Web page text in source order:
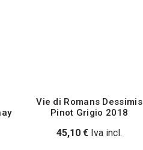
Vie di Romans Dessimis
Pinot Grigio 2018
45,10€ Iva incl.